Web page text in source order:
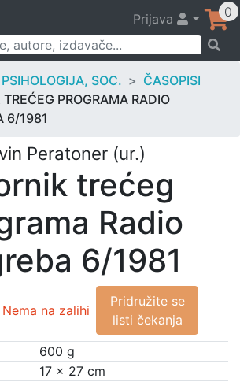
Prijava 0
SOC.
ČASOPISI
TREĆEG PROGRAMA RADIO
6/1981
Peratoner (ur.)
trećeg
Radio
6/1981
Nema na zalihi
Pridružite se
listi čekanja
600 g
17 × 27 cm